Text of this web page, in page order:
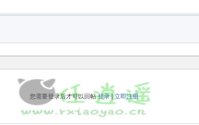
您需要登录后才可以回帖登录| 立即注册